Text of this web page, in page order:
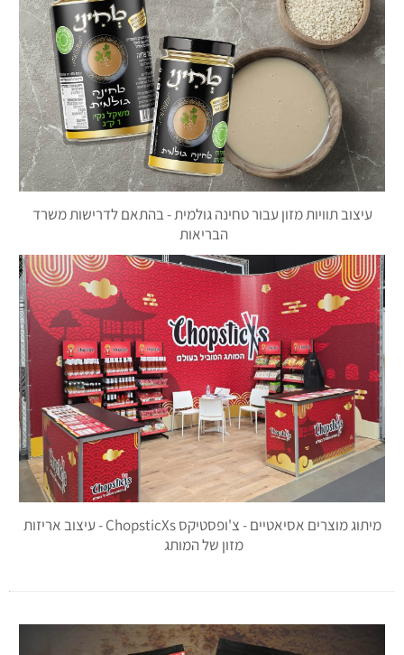
עיצוב תוויות מזון עבור טחינה גולמית - בהתאם לדרישות משרד
הבריאות
מיתוג מוצרים אסיאטיים - צ'ופסטיקס ChopsticXs - עיצוב אריזות
מזון של המותג